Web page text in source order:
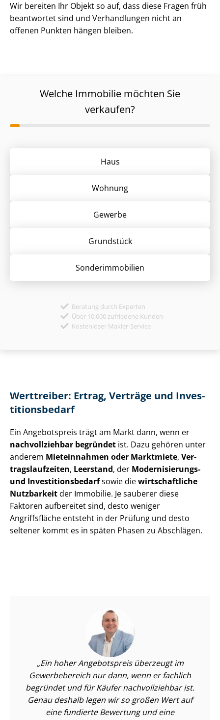
Wir bereiten Ihr Objekt so auf, dass diese Fragen früh
beantwortet sind und Verhandlungen nicht an
offenen Punkten hängen bleiben.
Welche Immobilie möchten Sie
verkaufen?
Haus
Wohnung
Gewerbe
Grund­stück
Sonder­immobilien
Beratung durch Experten
Über 10.000 zufriedene Kunden
Kostenloser Makler-Service
Werttreiber: Ertrag, Verträge und In­ves­
ti­ti­ons­be­darf
Ein Angebotspreis trägt am Markt dann, wenn er
nachvollziehbar begründet ist. Dazu gehören unter
anderem Mieteinnahmen oder Marktmiete, Ver­
trags­lauf­zei­ten, Leerstand, der Modernisierungs-
und In­ves­ti­ti­ons­be­darfsowie diewirtschaftliche
Nutzbarkeitder Immobilie. Je sauberer diese
Faktoren aufbereitet sind, desto weniger
Angriffsfläche entsteht in der Prüfung und desto
seltener kommt es in späten Phasen zu Abschlägen.
Ein hoher Angebotspreis überzeugt im
Gewerbebereich nur dann, wenn er fachlich
begründet und für Käufer nachvollziehbar ist.
Genau deshalb legen wir so großen Wert auf
eine fundierte Bewertung und eine